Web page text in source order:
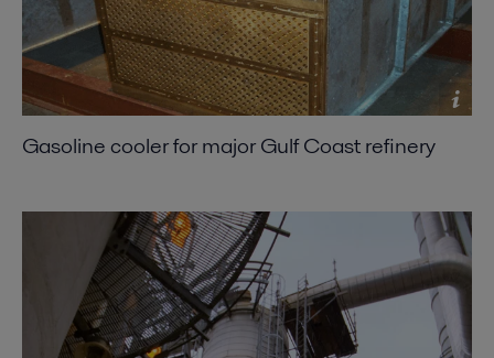
Gasoline cooler for major Gulf Coast refinery